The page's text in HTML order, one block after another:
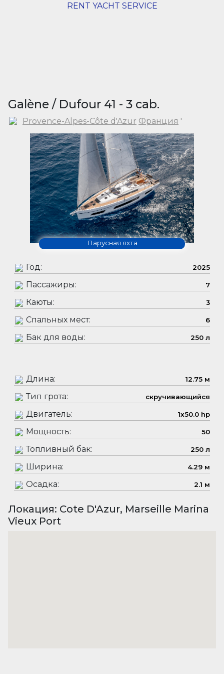
RENT YACHT SERVICE
Galène / Dufour 41 - 3 cab.
Provence-Alpes-Côte d'Azur Франция '
Парусная яхта
Год: 2025
Пассажиры: 7
Каюты: 3
Спальных мест: 6
Бак для воды: 250 л
Длина: 12.75 м
Тип грота: скручивающийся
Двигатель: 1x50.0 hp
Мощность: 50
Топливный бак: 250 л
Ширина: 4.29 м
Осадка: 2.1 м
Локация: Cote D'Azur, Marseille Marina
Vieux Port